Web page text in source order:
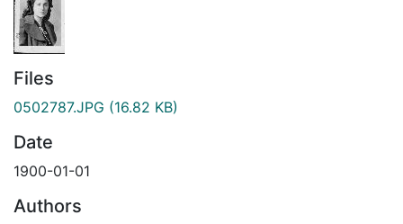
Files
0502787.JPG (16.82 KB)
Date
1900-01-01
Authors